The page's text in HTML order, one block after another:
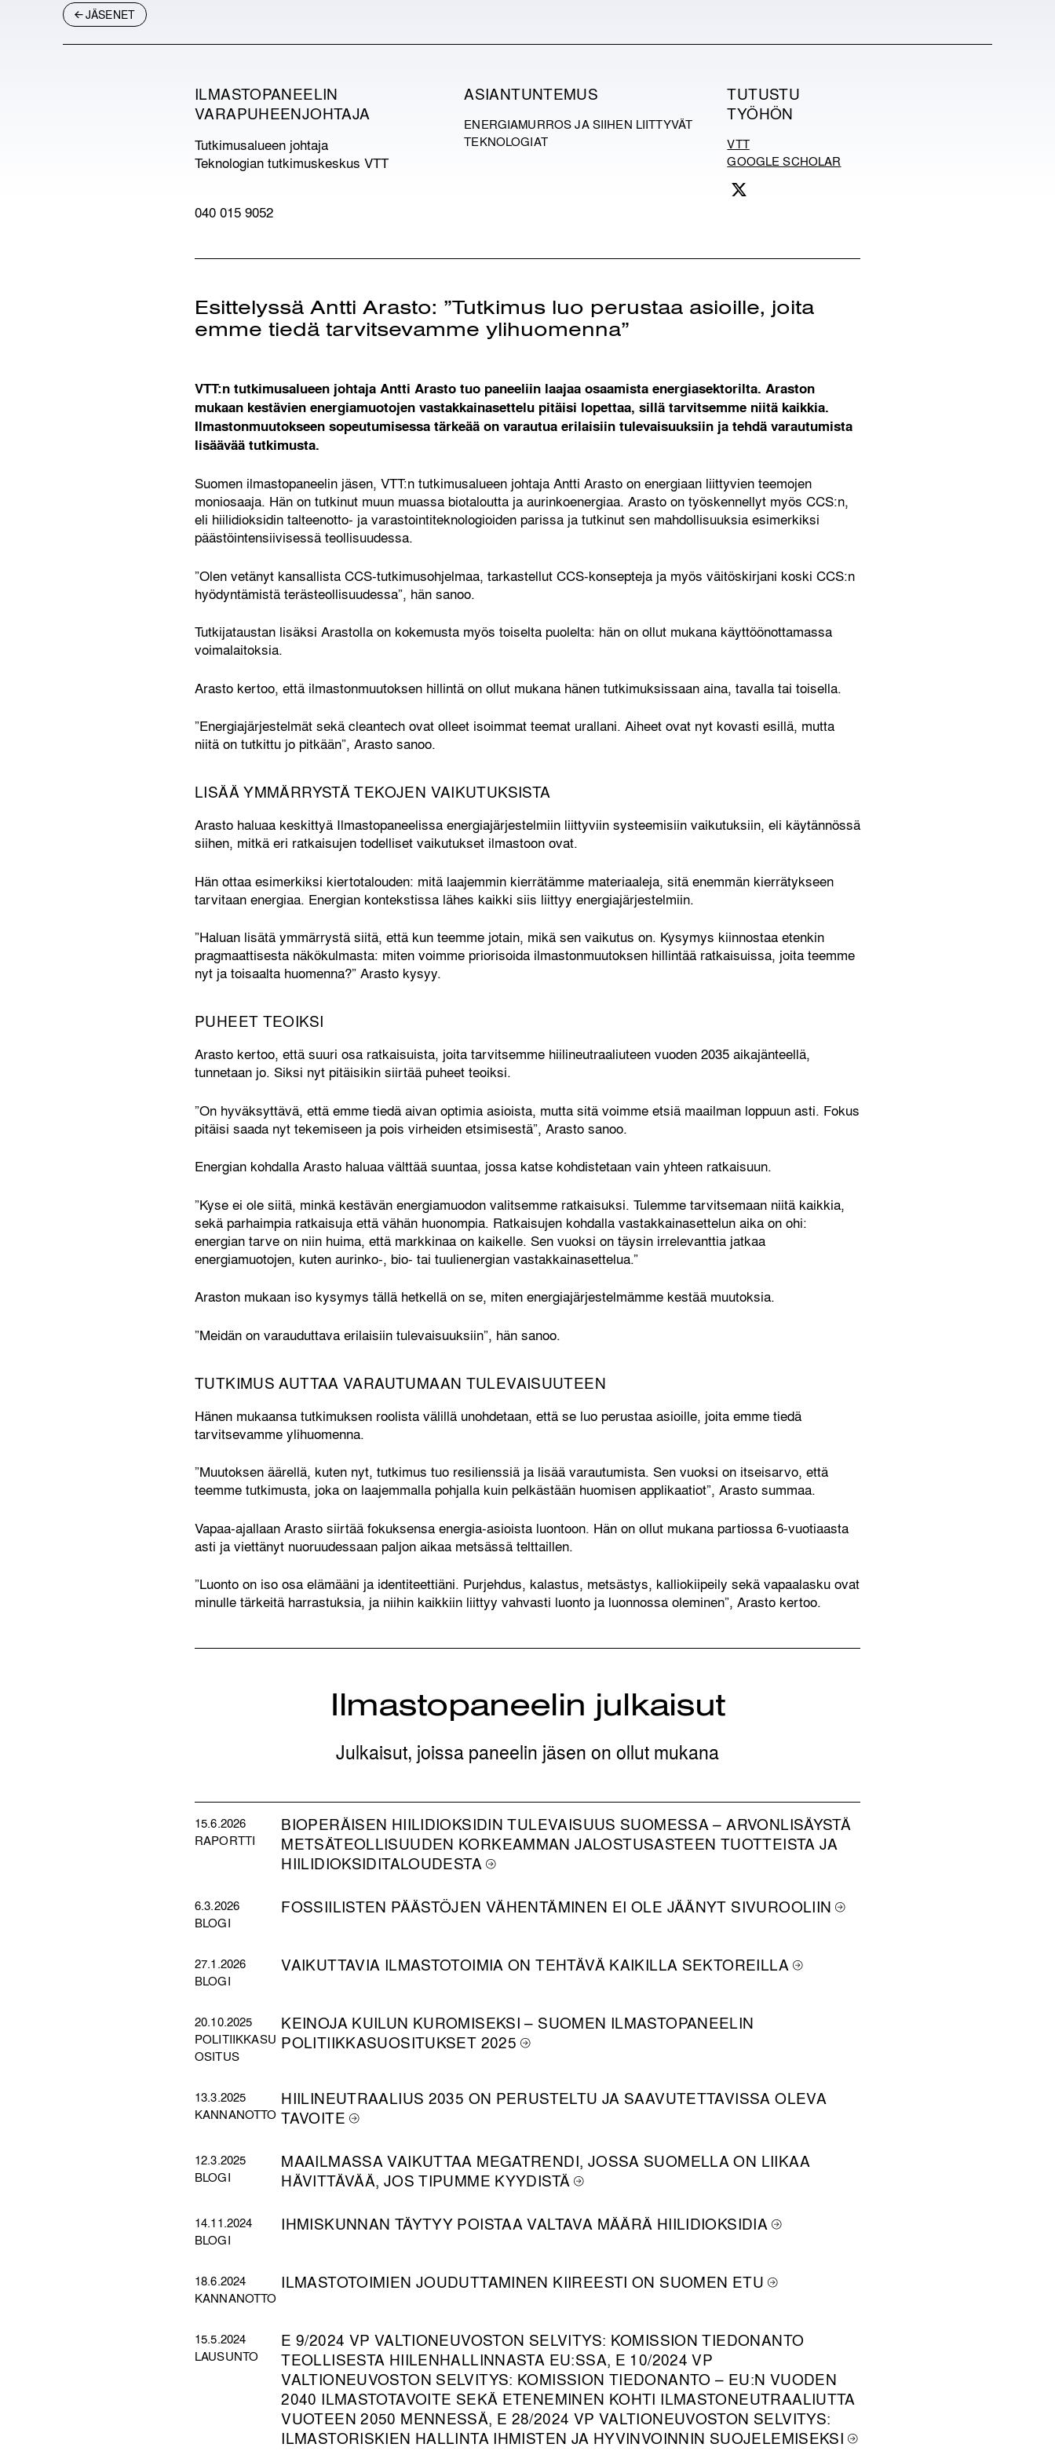
JÄSENET
ILMASTOPANEELIN
VARAPUHEENJOHTAJA
Tutkimusalueen johtaja
Teknologian tutkimuskeskus VTT
040 015 9052
ASIANTUNTEMUS
ENERGIAMURROS JA SIIHEN LIITTYVÄT
TEKNOLOGIAT
TUTUSTU
TYÖHÖN
VTT
GOOGLE SCHOLAR
Esittelyssä Antti Arasto: ”Tutkimus luo perustaa asioille, joita
emme tiedä tarvitsevamme ylihuomenna”
VTT:n tutkimusalueen johtaja Antti Arasto tuo paneeliin laajaa osaamista energiasektorilta. Araston
mukaan kestävien energiamuotojen vastakkainasettelu pitäisi lopettaa, sillä tarvitsemme niitä kaikkia.
Ilmastonmuutokseen sopeutumisessa tärkeää on varautua erilaisiin tulevaisuuksiin ja tehdä varautumista
lisäävää tutkimusta.
Suomen ilmastopaneelin jäsen, VTT:n tutkimusalueen johtaja Antti Arasto on energiaan liittyvien teemojen
moniosaaja. Hän on tutkinut muun muassa biotaloutta ja aurinkoenergiaa. Arasto on työskennellyt myös CCS:n,
eli hiilidioksidin talteenotto- ja varastointiteknologioiden parissa ja tutkinut sen mahdollisuuksia esimerkiksi
päästöintensiivisessä teollisuudessa.
”Olen vetänyt kansallista CCS-tutkimusohjelmaa, tarkastellut CCS-konsepteja ja myös väitöskirjani koski CCS:n
hyödyntämistä terästeollisuudessa”, hän sanoo.
Tutkijataustan lisäksi Arastolla on kokemusta myös toiselta puolelta: hän on ollut mukana käyttöönottamassa
voimalaitoksia.
Arasto kertoo, että ilmastonmuutoksen hillintä on ollut mukana hänen tutkimuksissaan aina, tavalla tai toisella.
”Energiajärjestelmät sekä cleantech ovat olleet isoimmat teemat urallani. Aiheet ovat nyt kovasti esillä, mutta
niitä on tutkittu jo pitkään”, Arasto sanoo.
LISÄÄ YMMÄRRYSTÄ TEKOJEN VAIKUTUKSISTA
Arasto haluaa keskittyä Ilmastopaneelissa energiajärjestelmiin liittyviin systeemisiin vaikutuksiin, eli käytännössä
siihen, mitkä eri ratkaisujen todelliset vaikutukset ilmastoon ovat.
Hän ottaa esimerkiksi kiertotalouden: mitä laajemmin kierrätämme materiaaleja, sitä enemmän kierrätykseen
tarvitaan energiaa. Energian kontekstissa lähes kaikki siis liittyy energiajärjestelmiin.
”Haluan lisätä ymmärrystä siitä, että kun teemme jotain, mikä sen vaikutus on. Kysymys kiinnostaa etenkin
pragmaattisesta näkökulmasta: miten voimme priorisoida ilmastonmuutoksen hillintää ratkaisuissa, joita teemme
nyt ja toisaalta huomenna?” Arasto kysyy.
PUHEET TEOIKSI
Arasto kertoo, että suuri osa ratkaisuista, joita tarvitsemme hiilineutraaliuteen vuoden 2035 aikajänteellä,
tunnetaan jo. Siksi nyt pitäisikin siirtää puheet teoiksi.
”On hyväksyttävä, että emme tiedä aivan optimia asioista, mutta sitä voimme etsiä maailman loppuun asti. Fokus
pitäisi saada nyt tekemiseen ja pois virheiden etsimisestä”, Arasto sanoo.
Energian kohdalla Arasto haluaa välttää suuntaa, jossa katse kohdistetaan vain yhteen ratkaisuun.
”Kyse ei ole siitä, minkä kestävän energiamuodon valitsemme ratkaisuksi. Tulemme tarvitsemaan niitä kaikkia,
sekä parhaimpia ratkaisuja että vähän huonompia. Ratkaisujen kohdalla vastakkainasettelun aika on ohi:
energian tarve on niin huima, että markkinaa on kaikelle. Sen vuoksi on täysin irrelevanttia jatkaa
energiamuotojen, kuten aurinko-, bio- tai tuulienergian vastakkainasettelua.”
Araston mukaan iso kysymys tällä hetkellä on se, miten energiajärjestelmämme kestää muutoksia.
”Meidän on varauduttava erilaisiin tulevaisuuksiin”, hän sanoo.
TUTKIMUS AUTTAA VARAUTUMAAN TULEVAISUUTEEN
Hänen mukaansa tutkimuksen roolista välillä unohdetaan, että se luo perustaa asioille, joita emme tiedä
tarvitsevamme ylihuomenna.
”Muutoksen äärellä, kuten nyt, tutkimus tuo resilienssiä ja lisää varautumista. Sen vuoksi on itseisarvo, että
teemme tutkimusta, joka on laajemmalla pohjalla kuin pelkästään huomisen applikaatiot”, Arasto summaa.
Vapaa-ajallaan Arasto siirtää fokuksensa energia-asioista luontoon. Hän on ollut mukana partiossa 6-vuotiaasta
asti ja viettänyt nuoruudessaan paljon aikaa metsässä telttaillen.
”Luonto on iso osa elämääni ja identiteettiäni. Purjehdus, kalastus, metsästys, kalliokiipeily sekä vapaalasku ovat
minulle tärkeitä harrastuksia, ja niihin kaikkiin liittyy vahvasti luonto ja luonnossa oleminen”, Arasto kertoo.
Ilmastopaneelin julkaisut
Julkaisut, joissa paneelin jäsen on ollut mukana
15.6.2026
RAPORTTI
BIOPERÄISEN HIILIDIOKSIDIN TULEVAISUUS SUOMESSA – ARVONLISÄYSTÄ
METSÄTEOLLISUUDEN KORKEAMMAN JALOSTUSASTEEN TUOTTEISTA JA
HIILIDIOKSIDITALOUDESTA
6.3.2026
BLOGI
FOSSIILISTEN PÄÄSTÖJEN VÄHENTÄMINEN EI OLE JÄÄNYT SIVUROOLIIN
27.1.2026
BLOGI
VAIKUTTAVIA ILMASTOTOIMIA ON TEHTÄVÄ KAIKILLA SEKTOREILLA
20.10.2025
POLITIIKKASU
OSITUS
KEINOJA KUILUN KUROMISEKSI – SUOMEN ILMASTOPANEELIN
POLITIIKKASUOSITUKSET 2025
13.3.2025
KANNANOTTO
HIILINEUTRAALIUS 2035 ON PERUSTELTU JA SAAVUTETTAVISSA OLEVA
TAVOITE
12.3.2025
BLOGI
MAAILMASSA VAIKUTTAA MEGATRENDI, JOSSA SUOMELLA ON LIIKAA
HÄVITTÄVÄÄ, JOS TIPUMME KYYDISTÄ
14.11.2024
BLOGI
IHMISKUNNAN TÄYTYY POISTAA VALTAVA MÄÄRÄ HIILIDIOKSIDIA
18.6.2024
KANNANOTTO
ILMASTOTOIMIEN JOUDUTTAMINEN KIIREESTI ON SUOMEN ETU
15.5.2024
LAUSUNTO
E 9/2024 VP VALTIONEUVOSTON SELVITYS: KOMISSION TIEDONANTO
TEOLLISESTA HIILENHALLINNASTA EU:SSA, E 10/2024 VP
VALTIONEUVOSTON SELVITYS: KOMISSION TIEDONANTO – EU:N VUODEN
2040 ILMASTOTAVOITE SEKÄ ETENEMINEN KOHTI ILMASTONEUTRAALIUTTA
VUOTEEN 2050 MENNESSÄ, E 28/2024 VP VALTIONEUVOSTON SELVITYS:
ILMASTORISKIEN HALLINTA IHMISTEN JA HYVINVOINNIN SUOJELEMISEKSI